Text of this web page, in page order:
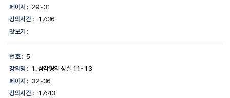
페이지 : 29~31
강의시간 :
17:36
맛보기 :
번호 : 5
강의명 : 1. 삼각형의 성질 11~13
페이지 : 32~36
강의시간 :
17:43